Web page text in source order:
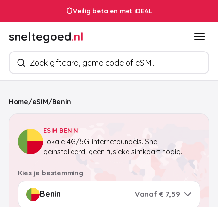
Veilig betalen met iDEAL
24/7 klantenservice
sneltegoed.nl
Zoek producten
Home/eSIM/Benin
ESIM BENIN
Lokale 4G/5G-internetbundels. Snel
geïnstalleerd, geen fysieke simkaart nodig.
Kies je bestemming
Vanaf € 7,59